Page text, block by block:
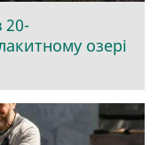
20-
озері